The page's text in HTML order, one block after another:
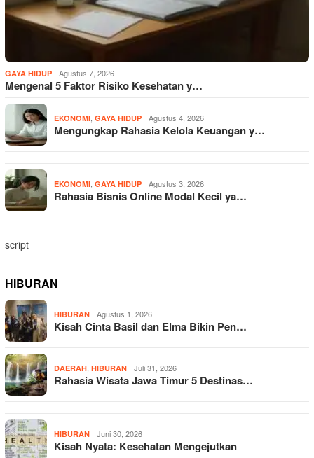
GAYA HIDUP Agustus 7, 2026
Mengenal 5 Faktor Risiko Kesehatan y…
EKONOMI GAYA HIDUP Agustus 4, 2026
Mengungkap Rahasia Kelola Keuangan y…
EKONOMI GAYA HIDUP Agustus 3, 2026
Rahasia Bisnis Online Modal Kecil ya…
script
HIBURAN
HIBURAN Agustus 1, 2026
Kisah Cinta Basil dan Elma Bikin Pen…
DAERAH HIBURAN Juli 31, 2026
Rahasia Wisata Jawa Timur 5 Destinas…
HIBURAN Juni 30, 2026
Kisah Nyata: Kesehatan Mengejutkan